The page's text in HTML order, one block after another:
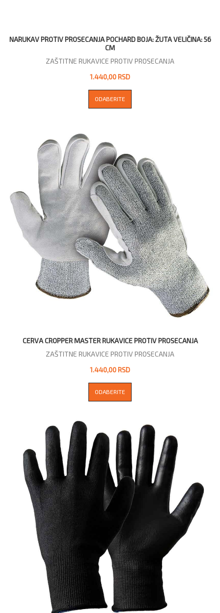
NARUKAV PROTIV PROSECANJA POCHARD BOJA: ŽUTA VELIČINA: 56
CM
ZAŠTITNE RUKAVICE PROTIV PROSECANJA
1.440,00 RSD
ODABERITE
CERVA CROPPER MASTER RUKAVICE PROTIV PROSECANJA
ZAŠTITNE RUKAVICE PROTIV PROSECANJA
1.440,00 RSD
ODABERITE